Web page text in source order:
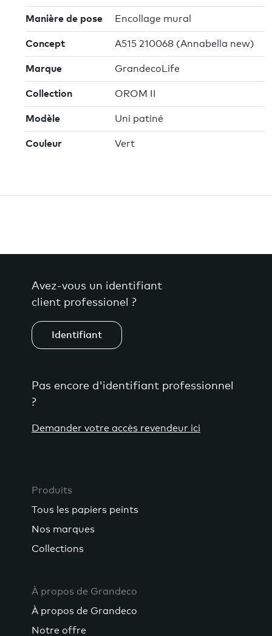
Manière de pose Encollage mural
Concept A515 210068 (Annabella new)
Marque GrandecoLife
Collection OROM II
Modèle Uni patiné
Couleur Vert
Avez-vous un identifiant
client professionel ?
Identifiant
Pas encore d'identifiant professionnel
?
Demander votre accès revendeur ici
Produits
Tous les papiers peints
Nos marques
Collections
À propos de Grandeco
À propos de Grandeco
Notre offre